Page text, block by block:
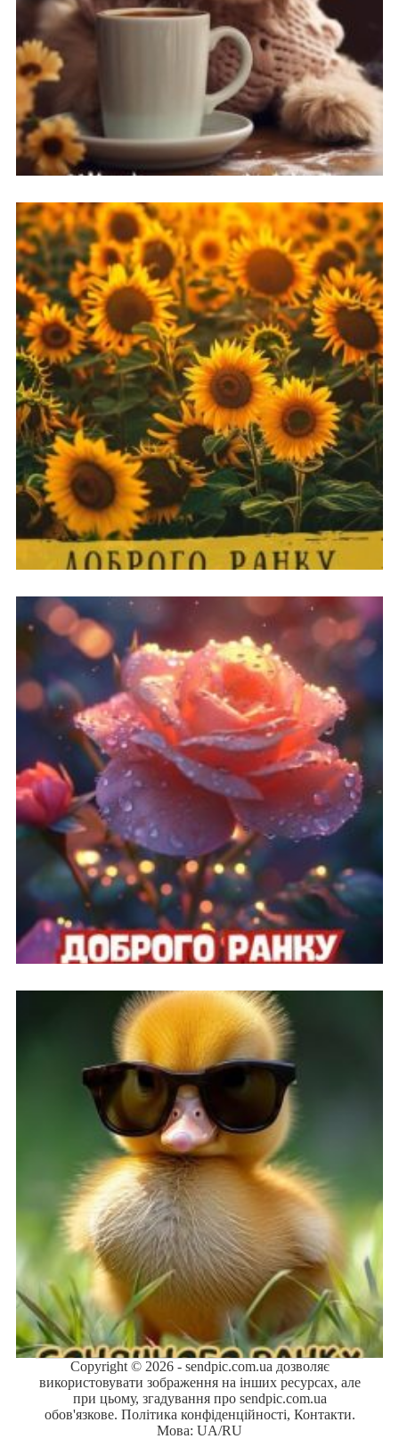
Copyright © 2026 - sendpic.com.ua дозволяє
використовувати зображення на інших ресурсах, але
при цьому, згадування про sendpic.com.ua
обов'язкове. Політика конфіденційності, Контакти.
Мова: UA/RU